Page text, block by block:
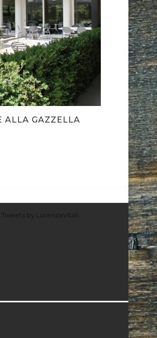
ALLA GAZZELLA PARK
Tweets by LorenzaVitali